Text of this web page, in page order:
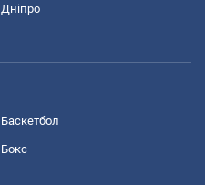
Дніпро
Баскетбол
Бокс